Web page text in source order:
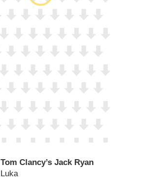
Tom Clancy’s Jack Ryan
Luka